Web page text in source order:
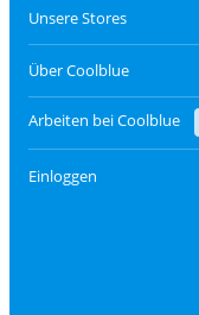
Unsere Stores
Über Coolblue
Arbeiten bei Coolblue
Einloggen